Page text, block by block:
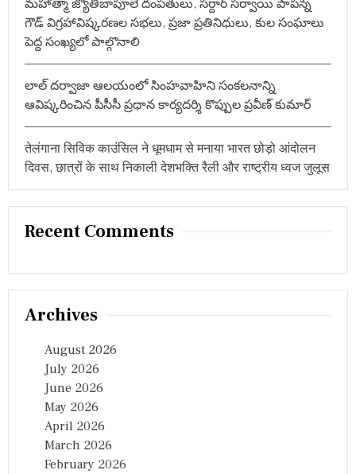
మహాత్మా జ్యోతిబాపూలే దంపతులు, సర్దార్ సర్వాయి పాపన్న
గౌడ్ విగ్రహావిష్కరణల సభలు, ప్రజా ప్రతినిధులు, కుల సంఘాలు
పెద్ద సంఖ్యలో పాల్గొనాలి
లాల్ దర్వాజా ఆలయంలో సింహవాహిని సంకలనాన్ని
ఆవిష్కరించిన పీసీసీ ప్రధాన కార్యదర్శి కొప్పుల ప్రవీణ్ కుమార్
तेलंगाना सिविक काउंसिल ने धूमधाम से मनाया भारत छोड़ो आंदोलन
दिवस, छात्रों के साथ निकाली देशभक्ति रैली और राष्ट्रीय ध्वज जुलूस
Recent Comments
Archives
August 2026
July 2026
June 2026
May 2026
April 2026
March 2026
February 2026